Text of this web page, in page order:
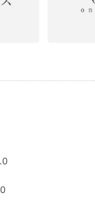
15
た。すぐに使いたかっ